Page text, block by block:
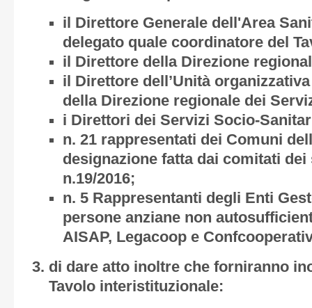
il Direttore Generale dell'Area
delegato quale coordinatore del
il Direttore della Direzione
il Direttore dell’Unità
della Direzione regionale dei
i Direttori dei Servizi Socio-
n. 21 rappresentati dei Comuni
designazione fatta dai comitati
n.19/2016;
n. 5 Rappresentanti degli Enti
persone anziane non
AISAP, Legacoop e
di dare atto inoltre che forniranno
Tavolo interistituzionale: